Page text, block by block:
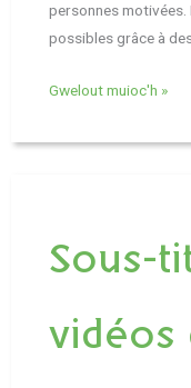
personnes
possibles grâce à
Gwelout muioc'h »
Sous-
vidéos